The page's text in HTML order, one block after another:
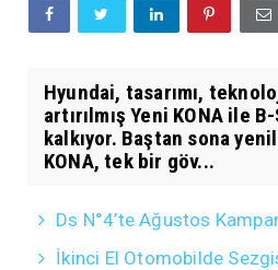
Hyundai, tasarımı,
artırılmış Yeni KONA ile
kalkıyor. Baştan sona
KONA, tek bir göv...
Ds N°4’te Ağustos
İkinci El Otomobilde